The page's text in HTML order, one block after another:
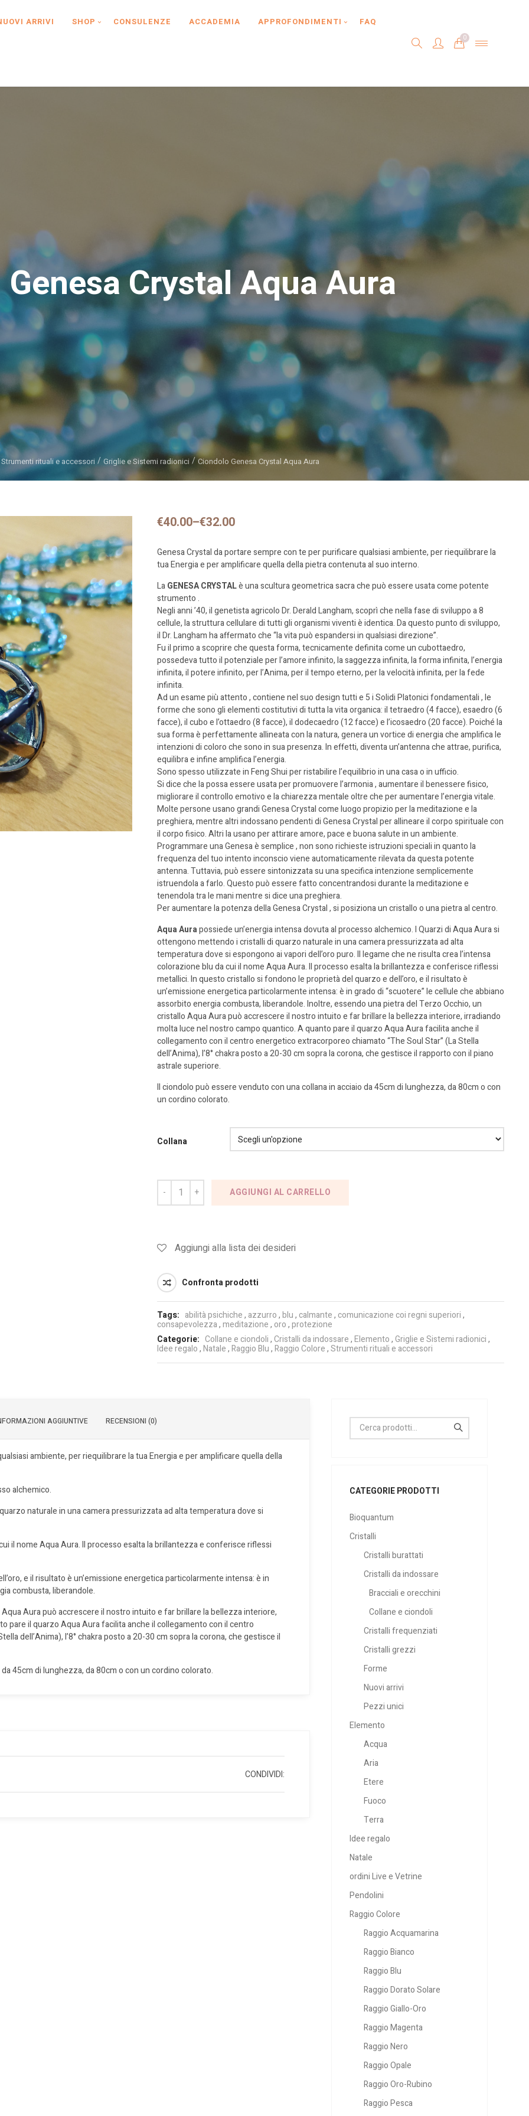
ARRIVI SHOP CONSULENZE ACCADEMIA APPROFONDIMENTI FAQ
0
Crystal Aqua Aura
Strumenti rituali e accessori Griglie e Sistemi radionici Ciondolo Genesa Crystal Aqua Aura
€32.00
–
€40.00
Genesa Crystal da portare sempre con te per purificare qualsiasi ambiente, per riequilibrare la
tua Energia e per amplificare quella della pietra contenuta al suo interno.
LaGENESA CRYSTALè una scultura geometrica sacra che può essere usata come potente
strumento .
Negli anni ’40, il genetista agricolo Dr. Derald Langham, scoprì che nella fase di sviluppo a 8
cellule, la struttura cellulare di tutti gli organismi viventi è identica. Da questo punto di sviluppo,
il Dr. Langham ha affermato che “la vita può espandersi in qualsiasi direzione”.
Fu il primo a scoprire che questa forma, tecnicamente definita come un cubottaedro,
possedeva tutto il potenziale per l’amore infinito, la saggezza infinita, la forma infinita, l’energia
infinita, il potere infinito, per l’Anima, per il tempo eterno, per la velocità infinita, per la fede
infinita.
Ad un esame più attento , contiene nel suo design tutti e 5 i Solidi Platonici fondamentali , le
forme che sono gli elementi costitutivi di tutta la vita organica: il tetraedro (4 facce), esaedro (6
facce), il cubo e l’ottaedro (8 facce), il dodecaedro (12 facce) e l’icosaedro (20 facce). Poiché la
sua forma è perfettamente allineata con la natura, genera un vortice di energia che amplifica le
intenzioni di coloro che sono in sua presenza. In effetti, diventa un’antenna che attrae, purifica,
equilibra e infine amplifica l’energia.
Sono spesso utilizzate in Feng Shui per ristabilire l’equilibrio in una casa o in ufficio.
Si dice che la possa essere usata per promuovere l’armonia , aumentare il benessere fisico,
migliorare il controllo emotivo e la chiarezza mentale oltre che per aumentare l’energia vitale.
Molte persone usano grandi Genesa Crystal come luogo propizio per la meditazione e la
preghiera, mentre altri indossano pendenti di Genesa Crystal per allineare il corpo spirituale con
il corpo fisico. Altri la usano per attirare amore, pace e buona salute in un ambiente.
Programmare una Genesa è semplice , non sono richieste istruzioni speciali in quanto la
frequenza del tuo intento inconscio viene automaticamente rilevata da questa potente
antenna. Tuttavia, può essere sintonizzata su una specifica intenzione semplicemente
istruendola a farlo. Questo può essere fatto concentrandosi durante la meditazione e
tenendola tra le mani mentre si dice una preghiera.
Per aumentare la potenza della Genesa Crystal , si posiziona un cristallo o una pietra al centro.
Aqua Aurapossiede un’energia intensa dovuta al processo alchemico. I Quarzi di Aqua Aura si
ottengono mettendo i cristalli di quarzo naturale in una camera pressurizzata ad alta
temperatura dove si espongono ai vapori dell’oro puro. Il legame che ne risulta crea l’intensa
colorazione blu da cui il nome Aqua Aura. Il processo esalta la brillantezza e conferisce riflessi
metallici. In questo cristallo si fondono le proprietà del quarzo e dell’oro, e il risultato è
un’emissione energetica particolarmente intensa: è in grado di “scuotere” le cellule che abbiano
assorbito energia combusta, liberandole. Inoltre, essendo una pietra del Terzo Occhio, un
cristallo Aqua Aura può accrescere il nostro intuito e far brillare la bellezza interiore, irradiando
molta luce nel nostro campo quantico. A quanto pare il quarzo Aqua Aura facilita anche il
collegamento con il centro energetico extracorporeo chiamato “The Soul Star” (La Stella
dell’Anima), l’8° chakra posto a 20-30 cm sopra la corona, che gestisce il rapporto con il piano
astrale superiore.
Il ciondolo può essere venduto con una collana in acciaio da 45cm di lunghezza, da 80cm o con
un cordino colorato.
Collana
AGGIUNGI AL CARRELLO
Aggiungi alla lista dei desideri
Confronta prodotti
Tags: abilità psichiche, azzurro,blu, calmante, comunicazione coi regni superiori,
consapevolezza,meditazione, oro,protezione
Categorie: Collane e ciondoli,Cristalli da indossare,Elemento,Griglie e Sistemi radionici,
Idee regalo,Natale,Raggio Blu,Raggio Colore,Strumenti rituali e accessori
AGGIUNTIVE RECENSIONI (0)
ambiente, per riequilibrare la tua Energia e per amplificare quella della
alchemico.
naturale in una camera pressurizzata ad alta temperatura dove si
il nome Aqua Aura. Il processo esalta la brillantezza e conferisce riflessi
e il risultato è un’emissione energetica particolarmente intensa: è in
combusta, liberandole.
Aura può accrescere il nostro intuito e far brillare la bellezza interiore,
pare il quarzo Aqua Aura facilita anche il collegamento con il centro
dell’Anima), l’8° chakra posto a 20-30 cm sopra la corona, che gestisce il
45cm di lunghezza, da 80cm o con un cordino colorato.
CONDIVIDI:
CATEGORIE PRODOTTI
Bioquantum
Cristalli
Cristalli burattati
Cristalli da indossare
Bracciali e orecchini
Collane e ciondoli
Cristalli frequenziati
Cristalli grezzi
Forme
Nuovi arrivi
Pezzi unici
Elemento
Acqua
Aria
Etere
Fuoco
Terra
Idee regalo
Natale
ordini Live e Vetrine
Pendolini
Raggio Colore
Raggio Acquamarina
Raggio Bianco
Raggio Blu
Raggio Dorato Solare
Raggio Giallo-Oro
Raggio Magenta
Raggio Nero
Raggio Opale
Raggio Oro-Rubino
Raggio Pesca